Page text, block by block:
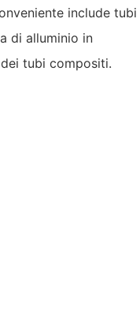
include tubi
di alluminio in
tubi compositi.